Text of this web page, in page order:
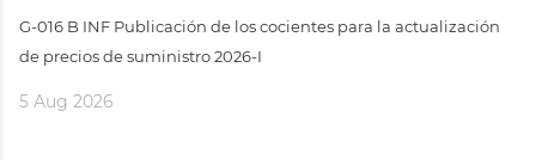
G-016 B INF Publicación de los cocientes para la actualización
de precios de suministro 2026-I
5 Aug 2026